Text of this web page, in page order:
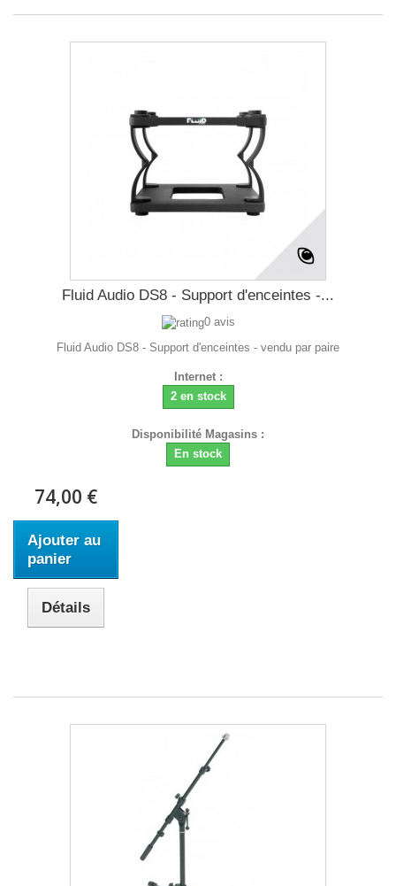
Fluid Audio DS8 - Support d'enceintes -...
0 avis
Fluid Audio DS8 - Support d'enceintes - vendu par paire
Internet :
2 en stock
Disponibilité Magasins :
En stock
74,00 €
Ajouter au
panier
Détails